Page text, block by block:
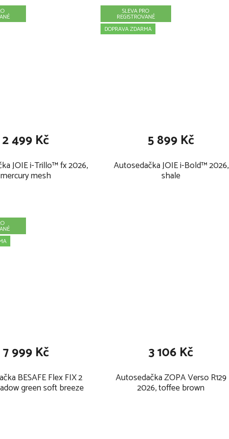
JOIE i-Trillo™ fx 2026,
mercury mesh
2 499 Kč
SLEVA PRO
REGISTROVANÉ
DOPRAVA ZDARMA
Autosedačka JOIE i-Bold™ 2026,
shale
5 899 Kč
BESAFE Flex FIX 2
green soft breeze
7 999 Kč
Autosedačka ZOPA Verso R129
2026, toffee brown
3 106 Kč